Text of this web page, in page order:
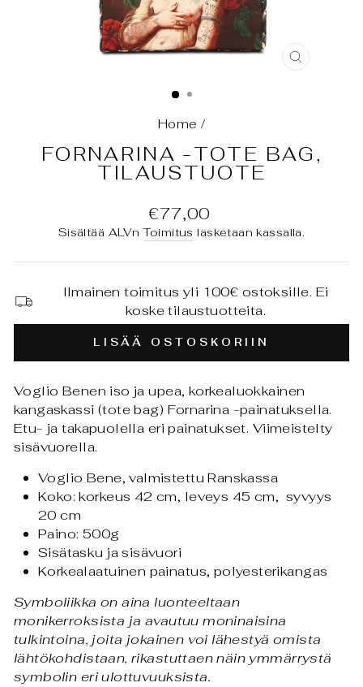
SULJE
Home /
FORNARINA -TOTE BAG,
TILAUSTUOTE
Normaali
hinta
€77,00
Sisältää ALVnToimitus lasketaan kassalla.
Ilmainen toimitus yli 100€ ostoksille. Ei
koske tilaustuotteita.
LISÄÄ OSTOSKORIIN
Voglio Benen iso ja upea, korkealuokkainen
kangaskassi (tote bag) Fornarina -painatuksella.
Etu- ja takapuolella eri painatukset. Viimeistelty
sisävuorella.
Voglio Bene, valmistettu Ranskassa
Koko: korkeus 42 cm, leveys 45 cm, syvyys
20 cm
Paino: 500g
Sisätasku ja sisävuori
Korkealaatuinen painatus, polyesterikangas
Symboliikka on aina luonteeltaan
monikerroksista ja avautuu moninaisina
tulkintoina, joita jokainen voi lähestyä omista
lähtökohdistaan, rikastuttaen näin ymmärrystä
symbolin eri ulottuvuuksista.